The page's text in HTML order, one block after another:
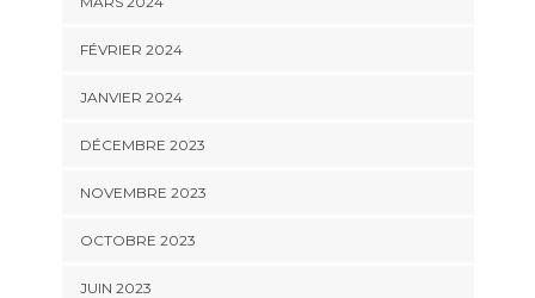
FÉVRIER 2024
JANVIER 2024
DÉCEMBRE 2023
NOVEMBRE 2023
OCTOBRE 2023
JUIN 2023